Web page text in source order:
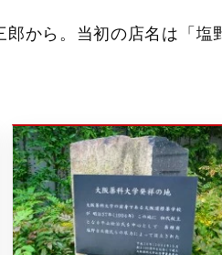
から。当初の店名は「塩